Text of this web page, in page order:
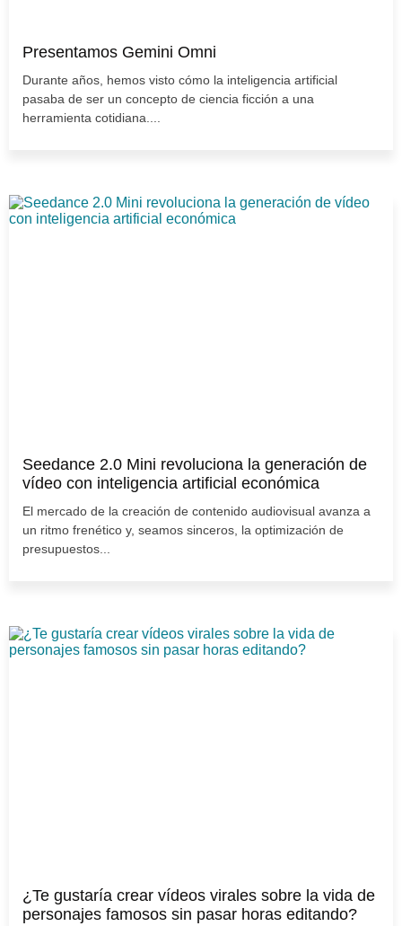
Presentamos Gemini Omni
Durante años, hemos visto cómo la inteligencia artificial
pasaba de ser un concepto de ciencia ficción a una
herramienta cotidiana....
Seedance 2.0 Mini revoluciona la generación de
vídeo con inteligencia artificial económica
El mercado de la creación de contenido audiovisual avanza a
un ritmo frenético y, seamos sinceros, la optimización de
presupuestos...
¿Te gustaría crear vídeos virales sobre la vida de
personajes famosos sin pasar horas editando?